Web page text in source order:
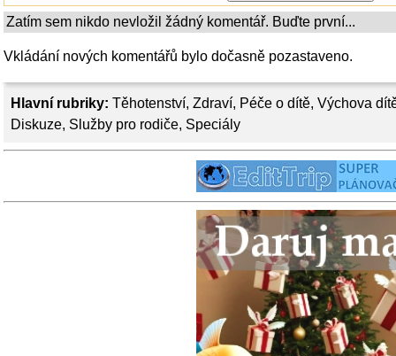
Hlavní rubriky: Těhotenství, Zdraví, Péče o dítě, Výchova
Diskuze, Služby pro rodiče, Speciály
Zatím sem nikdo nevložil žádný komentář. Buďte první...
Vkládání nových komentářů bylo dočasně pozastaveno.